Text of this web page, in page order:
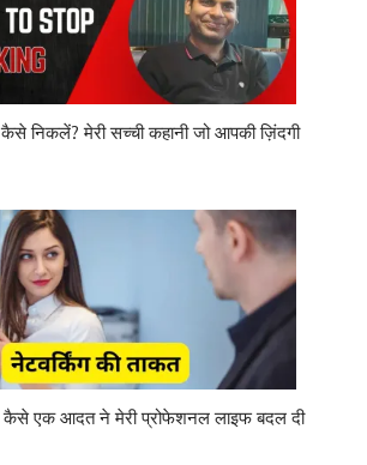
निकलें? मेरी सच्ची कहानी जो आपकी ज़िंदगी
कैसे एक आदत ने मेरी प्रोफेशनल लाइफ बदल दी